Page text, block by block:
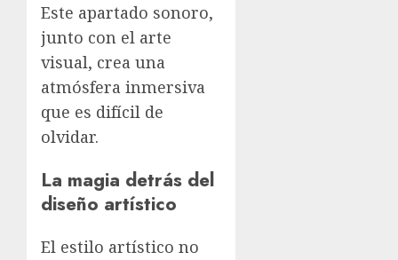
Este apartado sonoro,
junto con el arte
visual, crea una
atmósfera inmersiva
que es difícil de
olvidar.
La magia detrás del
diseño artístico
El estilo artístico no